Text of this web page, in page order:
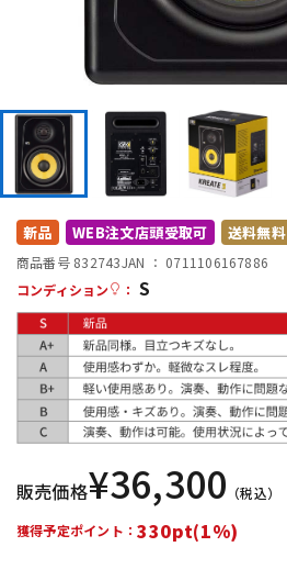
アンプ
DTM オンライン納品
配信/ライブ機器
中古
新品 WEB注文店頭受取可 送料無料
商品番号 832743JAN ： 0711106167886
コンディション
： S
販売価格¥36,300 （税込）
獲得予定ポイント：330pt(1%)